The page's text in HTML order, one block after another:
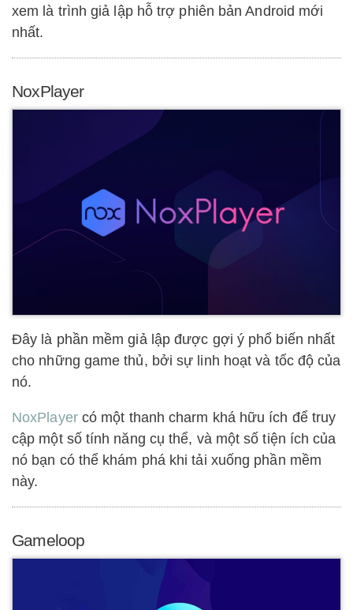
xem là trình giả lập hỗ trợ phiên bản Android mới
nhất.
NoxPlayer
Đây là phần mềm giả lập được gợi ý phổ biến nhất
cho những game thủ, bởi sự linh hoạt và tốc độ của
nó.
NoxPlayercó một thanh charm khá hữu ích để truy
cập một số tính năng cụ thể, và một số tiện ích của
nó bạn có thể khám phá khi tải xuống phần mềm
này.
Gameloop